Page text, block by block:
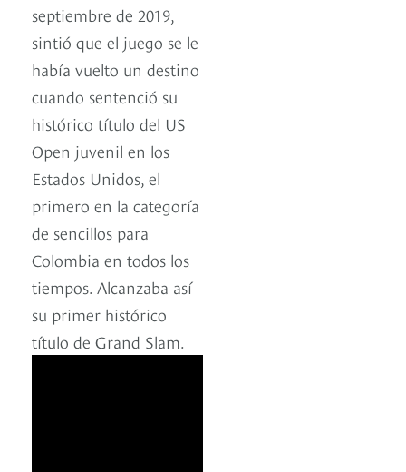
septiembre de 2019,
sintió que el juego se le
había vuelto un destino
cuando sentenció su
histórico título del US
Open juvenil en los
Estados Unidos, el
primero en la categoría
de sencillos para
Colombia en todos los
tiempos. Alcanzaba así
su primer histórico
título de Grand Slam.